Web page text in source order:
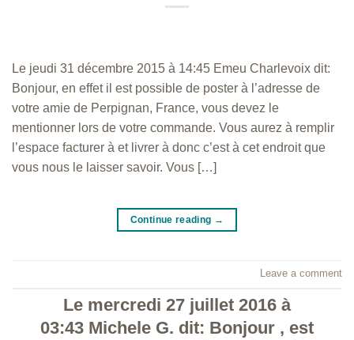
Le jeudi 31 décembre 2015 à 14:45 Emeu Charlevoix dit:
Bonjour, en effet il est possible de poster à l’adresse de
votre amie de Perpignan, France, vous devez le
mentionner lors de votre commande. Vous aurez à remplir
l’espace facturer à et livrer à donc c’est à cet endroit que
vous nous le laisser savoir. Vous […]
Continue reading →
Leave a comment
Le mercredi 27 juillet 2016 à
03:43 Michele G. dit: Bonjour , est